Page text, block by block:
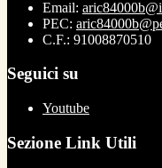
Email:
PEC:
C.F.: 91008870510
Seguici su
Youtube
Sezione Link Utili